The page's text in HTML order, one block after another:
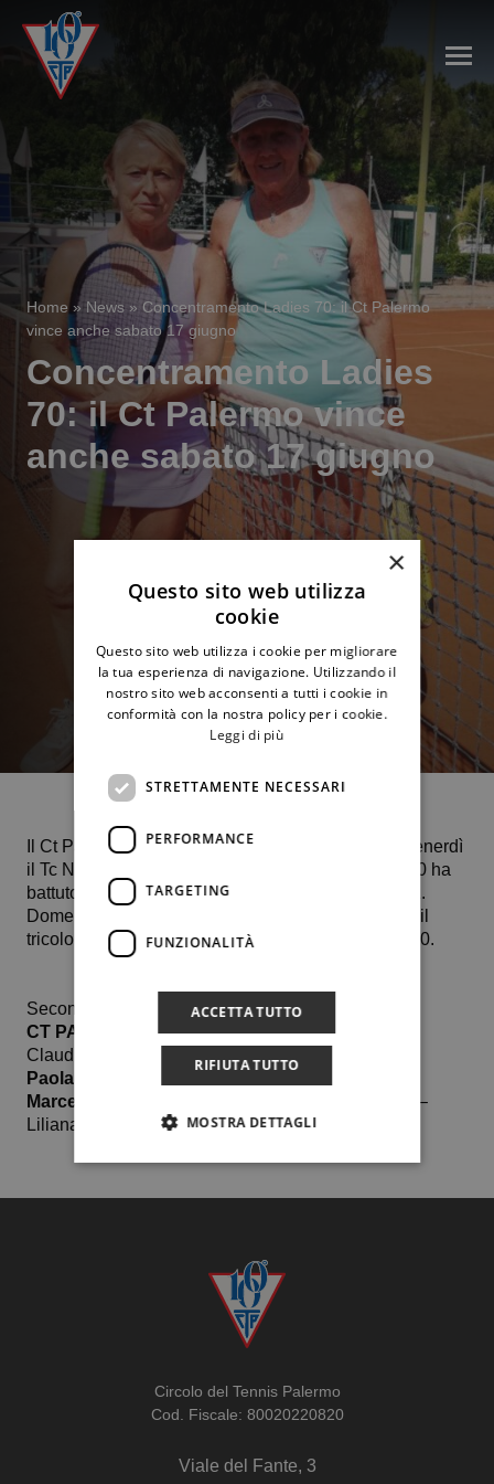
Home » News » Concentramento Ladies 70: il Ct Palermo
vince anche sabato 17 giugno
Concentramento Ladies
70: il Ct Palermo vince
anche sabato 17 giugno
Il Ct Palermo concede il bis. Dopo aver sconfitto venerdì
il Tc Nave Brescia, quest’oggi la squadra Ladies 70 ha
battuto la compagine di casa del Tc Roseto per 2-1.
Domenica 18 giugno alle ore 10 gara decisiva per il
tricolore contro le piemontesi del Tennis Rivoli 2000.
Seconda giornata
CT PALERMO – TC ROSETO 2-1
Claudia Guidi b.
Paola Brizzi
Marcella Marzetti – Paola Brizzi
b. Claudia Guidi –
Liliana Toscani 6-1 7-5
Circolo del Tennis Palermo
Cod. Fiscale: 80020220820
Viale del Fante, 3
×
Questo sito web utilizza
cookie
Questo sito web utilizza i cookie per migliorare
la tua esperienza di navigazione. Utilizzando il
nostro sito web acconsenti a tutti i cookie in
conformità con la nostra policy per i cookie.
Leggi di più
STRETTAMENTE NECESSARI
PERFORMANCE
TARGETING
FUNZIONALITÀ
ACCETTA TUTTO
RIFIUTA TUTTO
MOSTRA DETTAGLI